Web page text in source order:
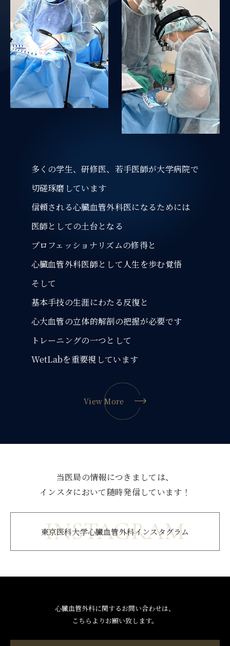
多くの学生、研修医、若手医師が大学病院で
切磋琢磨しています
信頼される心臓血管外科医になるためには
医師としての土台となる
プロフェッショナリズムの修得と
心臓血管外科医師として人生を歩む覚悟
そして
基本手技の生涯にわたる反復と
心大血管の立体的解剖の把握が必要です
トレーニングの一つとして
WetLabを重要視しています
View More
当医局の情報につきましては、
インスタにおいて随時発信しています！
INSTAGRAM
東京医科大学心臓血管外科インスタグラム
心臓血管外科に関するお問い合わせは、
こちらよりお願い致します。